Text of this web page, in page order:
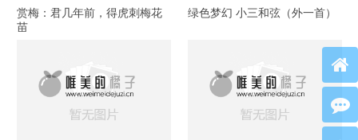
赏梅：君几年前，得虎刺梅花
苗
绿色梦幻 小三和弦（外一首）